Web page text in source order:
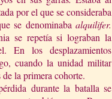
por el que se consideraba
se denominaba alquilifer.
se repetía si lograban la
En los desplazamientos
cuando la unidad militar
de la primera cohorte.
durante la batalla se